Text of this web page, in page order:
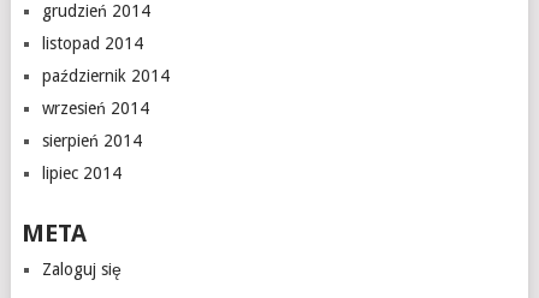
grudzień 2014
listopad 2014
październik 2014
wrzesień 2014
sierpień 2014
lipiec 2014
META
Zaloguj się